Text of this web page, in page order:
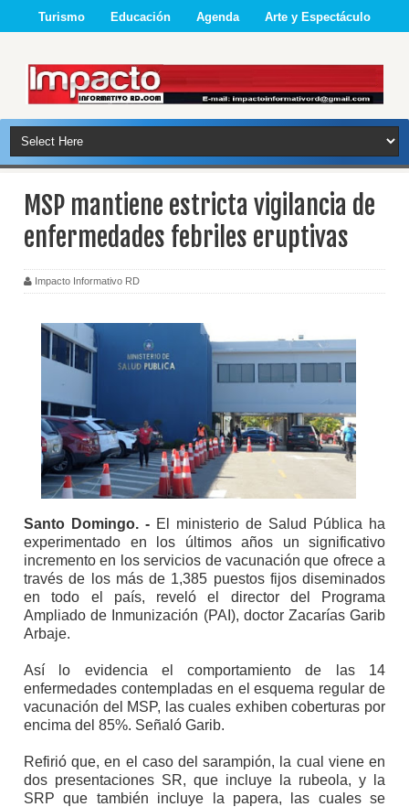
Turismo Educación Agenda Arte y Espectáculo
MSP mantiene estricta vigilancia de
enfermedades febriles eruptivas
Impacto Informativo RD
Santo Domingo. - El ministerio de Salud Pública ha
experimentado en los últimos años un significativo
incremento en los servicios de vacunación que ofrece a
través de los más de 1,385 puestos fijos diseminados
en todo el país, reveló el director del Programa
Ampliado de Inmunización (PAI), doctor Zacarías Garib
Arbaje.
Así lo evidencia el comportamiento de las 14
enfermedades contempladas en el esquema regular de
vacunación del MSP, las cuales exhiben coberturas por
encima del 85%. Señaló Garib.
Refirió que, en el caso del sarampión, la cual viene en
dos presentaciones SR, que incluye la rubeola, y la
SRP que también incluye la papera, las cuales se